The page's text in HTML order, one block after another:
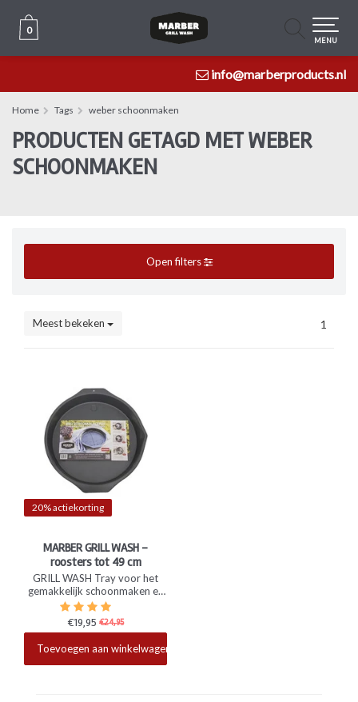
info@marberproducts.nl
0
0
MENU
Home Tags weber schoonmaken
PRODUCTEN GETAGD MET WEBER
SCHOONMAKEN
Open filters
Meest bekeken 1
20% actiekorting
MARBER GRILL WASH -
roosters tot 49 cm
GRILL WASH Tray voor het
gemakkelijk schoonmaken en
laten weken van jouw BBQ
rooster. Voor alle roosters tot
€19,95 €24,95
Toevoegen aan winkelwagen